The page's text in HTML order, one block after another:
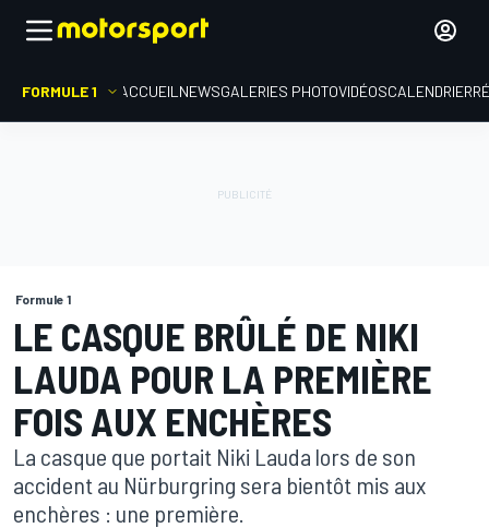
FORMULE 1 ACCUEIL NEWSGALERIES PHOTOVIDÉOSCALENDRIER
Formule 1
LE CASQUE BRÛLÉ DE NIKI
LAUDA POUR LA PREMIÈRE
FOIS AUX ENCHÈRES
La casque que portait Niki Lauda lors de son
accident au Nürburgring sera bientôt mis aux
enchères : une première.